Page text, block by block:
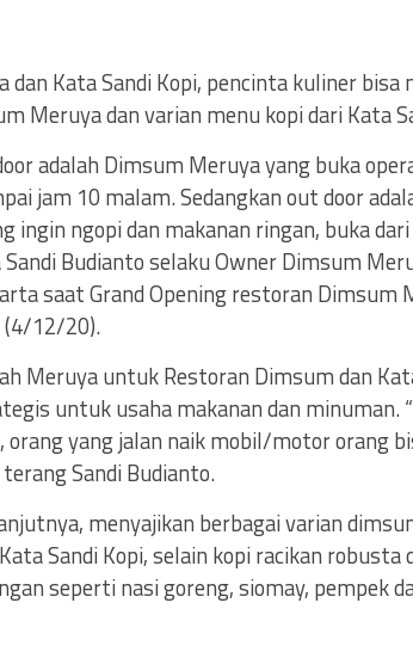
dan Kata Sandi Kopi, pencinta kuliner
Meruya dan varian menu kopi dari Kata
adalah Dimsum Meruya yang buka
jam 10 malam. Sedangkan out door
ingin ngopi dan makanan ringan, buka
Budianto selaku Owner Dimsum
saat Grand Opening restoran Dimsum
(4/12/20).
Meruya untuk Restoran Dimsum dan
untuk usaha makanan dan minuman.
orang yang jalan naik mobil/motor orang
Sandi Budianto.
menyajikan berbagai varian
Sandi Kopi, selain kopi racikan robusta
seperti nasi goreng, siomay, pempek